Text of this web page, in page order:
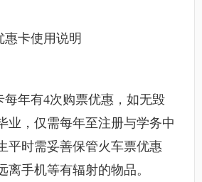
惠卡使用说明
每年有4次购票优惠，如无毁
业，仅需每年至注册与学务中
平时需妥善保管火车票优惠
离手机等有辐射的物品。